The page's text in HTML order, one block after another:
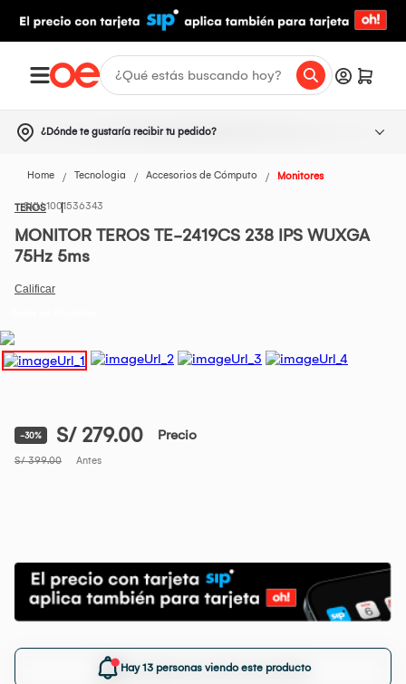
¿Dónde te gustaría recibir tu pedido?
Home Tecnologia Accesorios de Cómputo Monitores
TEROS1001536343
MONITOR TEROS TE-2419CS 238 IPS WUXGA
75Hz 5ms
-30% S/ 279.00 Precio
S/ 399.00 Antes
Hay 13 personas viendo este producto